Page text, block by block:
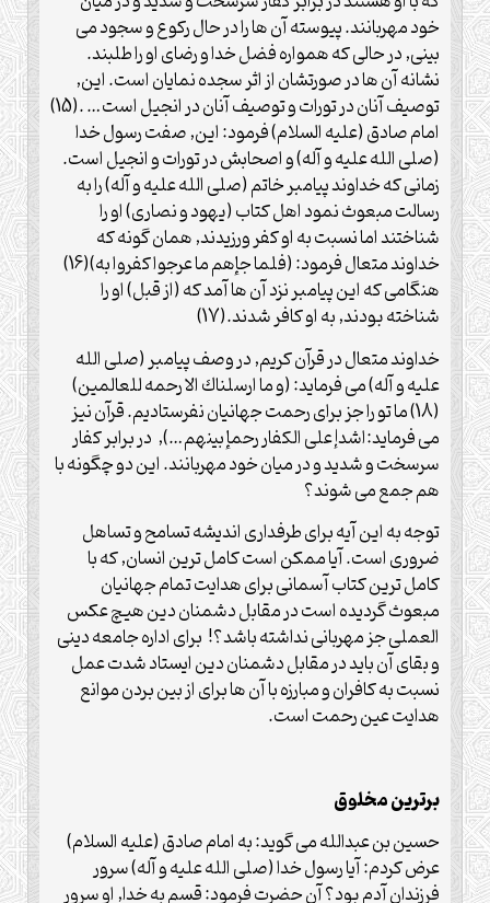
خود مهربانند. پيوسته آن ها را در حال ركوع و سجود مى
بينى, در حالى كه همواره فضل خدا و رضاى او را طلبند.
نشانه آن ها در صورتشان از اثر سجده نمايان است. اين,
توصيف آنان در تورات و توصيف آنان در انجيل است… .(15)
امام صادق (علیه السلام) فرمود: اين, صفت رسول خدا
(صلی الله علیه و آله) و اصحابش در تورات و انجيل است.
زمانى كه خداوند پيامبر خاتم (صلی الله علیه و آله) را به
رسالت مبعوث نمود اهل كتاب (يهود و نصارى) او را
شناختند اما نسبت به او كفر ورزيدند, همان گونه كه
خداوند متعال فرمود: (فلما جإهم ما عرجوا كفروا به)(16)
هنگامى كه اين پيامبر نزد آن ها آمد كه (از قبل) او را
شناخته بودند, به او كافر شدند.(17)
خداوند متعال در قرآن كريم, در وصف پيامبر (صلی الله
علیه و آله) مى فرمايد: (و ما ارسلناك الا رحمه للعالمين)
(18) ما تو را جز براى رحمت جهانيان نفرستاديم. قرآن نيز
مى فرمايد:اشدإ على الكفار رحمإ بينهم…), در برابر كفار
سرسخت و شديد و در ميان خود مهربانند. اين دو چگونه با
هم جمع مى شوند؟
توجه به اين آيه براى طرفدارى انديشه تسامح و تساهل
ضرورى است. آيا ممكن است كامل ترين انسان, كه با
كامل ترين كتاب آسمانى براى هدايت تمام جهانيان
مبعوث گرديده است در مقابل دشمنان دين هيچ عكس
العملى جز مهربانى نداشته باشد؟! براى اداره جامعه دينى
و بقاى آن بايد در مقابل دشمنان دين ايستاد شدت عمل
نسبت به كافران و مبارزه با آن ها براى از بين بردن موانع
هدايت عين رحمت است.
برترين مخلوق
حسين بن عبدالله مى گويد: به امام صادق (علیه السلام)
عرض كردم: آيا رسول خدا (صلی الله علیه و آله) سرور